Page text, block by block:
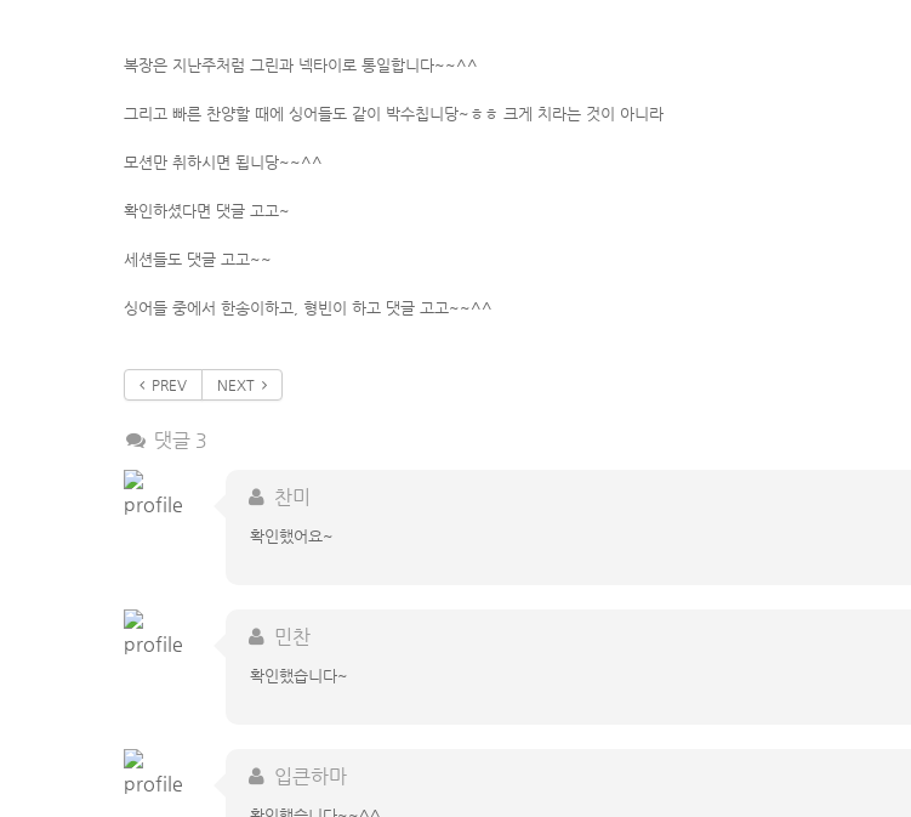
복장은 지난주처럼 그린과 넥타이로 통일합니다~~^^
그리고 빠른 찬양할 때에 싱어들도 같이 박수칩니당~ㅎㅎ 크게 치라는 것이 아니라
모션만 취하시면 됩니당~~^^
확인하셨다면 댓글 고고~
세션들도 댓글 고고~~
싱어들 중에서 한송이하고, 형빈이 하고 댓글 고고~~^^
PREV NEXT
댓글 3
찬미
확인했어요~
민찬
확인했습니다~
입큰하마